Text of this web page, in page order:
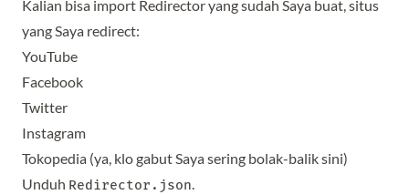
Kalian bisa import Redirector yang sudah Saya buat, situs
yang Saya redirect:
YouTube
Facebook
Twitter
Instagram
Tokopedia (ya, klo gabut Saya sering bolak-balik sini)
Unduh Redirector.json.